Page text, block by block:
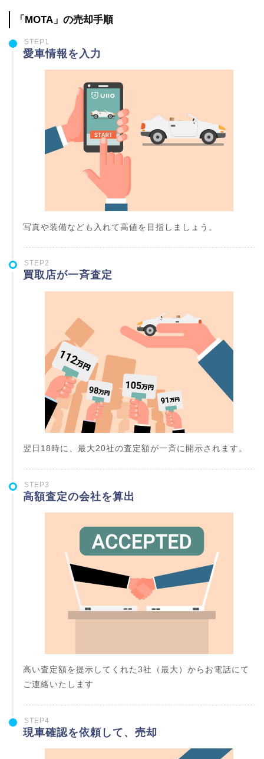
「MOTA」の売却手順
STEP1
愛車情報を入力
写真や装備なども入れて高値を目指しましょう。
STEP2
買取店が一斉査定
翌日18時に、最大20社の査定額が一斉に開示されます。
STEP3
高額査定の会社を算出
高い査定額を提示してくれた3社（最大）からお電話にて
ご連絡いたします
STEP4
現車確認を依頼して、売却